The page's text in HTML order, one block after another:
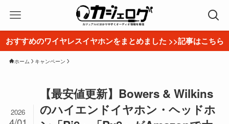
おすすめのワイヤレスイヤホンをまとめました >>記事はこちら
ホーム キャンペーン
【最安値更新】Bowers & Wilkins
のハイエンドイヤホン・ヘッドホ
2026